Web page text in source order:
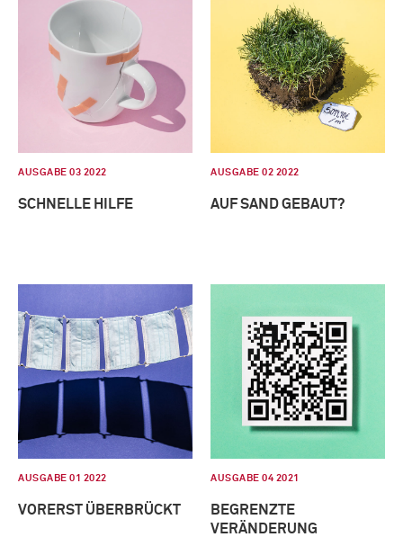
AUSGABE 03 2022
SCHNELLE HILFE
AUSGABE 02 2022
AUF SAND GEBAUT?
AUSGABE 01 2022
VORERST ÜBERBRÜCKT
AUSGABE 04 2021
BEGRENZTE
VERÄNDERUNG